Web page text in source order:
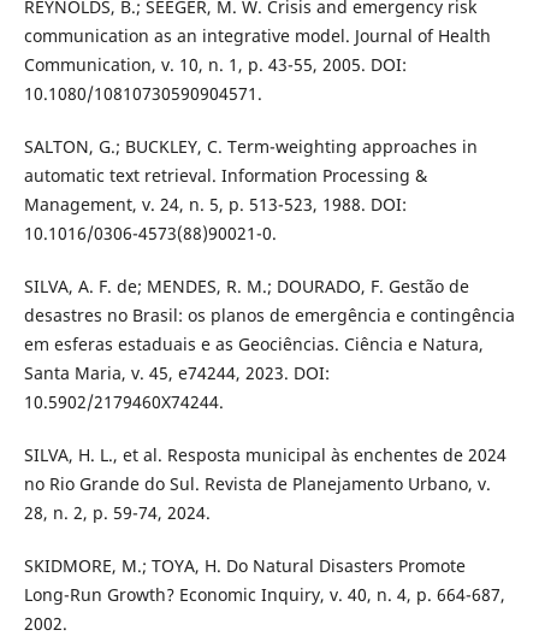
REYNOLDS, B.; SEEGER, M. W. Crisis and emergency risk
communication as an integrative model. Journal of Health
Communication, v. 10, n. 1, p. 43-55, 2005. DOI:
10.1080/10810730590904571.
SALTON, G.; BUCKLEY, C. Term-weighting approaches in
automatic text retrieval. Information Processing &
Management, v. 24, n. 5, p. 513-523, 1988. DOI:
10.1016/0306-4573(88)90021-0.
SILVA, A. F. de; MENDES, R. M.; DOURADO, F. Gestão de
desastres no Brasil: os planos de emergência e contingência
em esferas estaduais e as Geociências. Ciência e Natura,
Santa Maria, v. 45, e74244, 2023. DOI:
10.5902/2179460X74244.
SILVA, H. L., et al. Resposta municipal às enchentes de 2024
no Rio Grande do Sul. Revista de Planejamento Urbano, v.
28, n. 2, p. 59-74, 2024.
SKIDMORE, M.; TOYA, H. Do Natural Disasters Promote
Long-Run Growth? Economic Inquiry, v. 40, n. 4, p. 664-687,
2002.